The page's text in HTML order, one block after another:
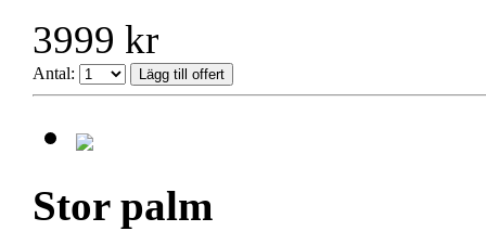
3999 kr
Antal:
Stor palm